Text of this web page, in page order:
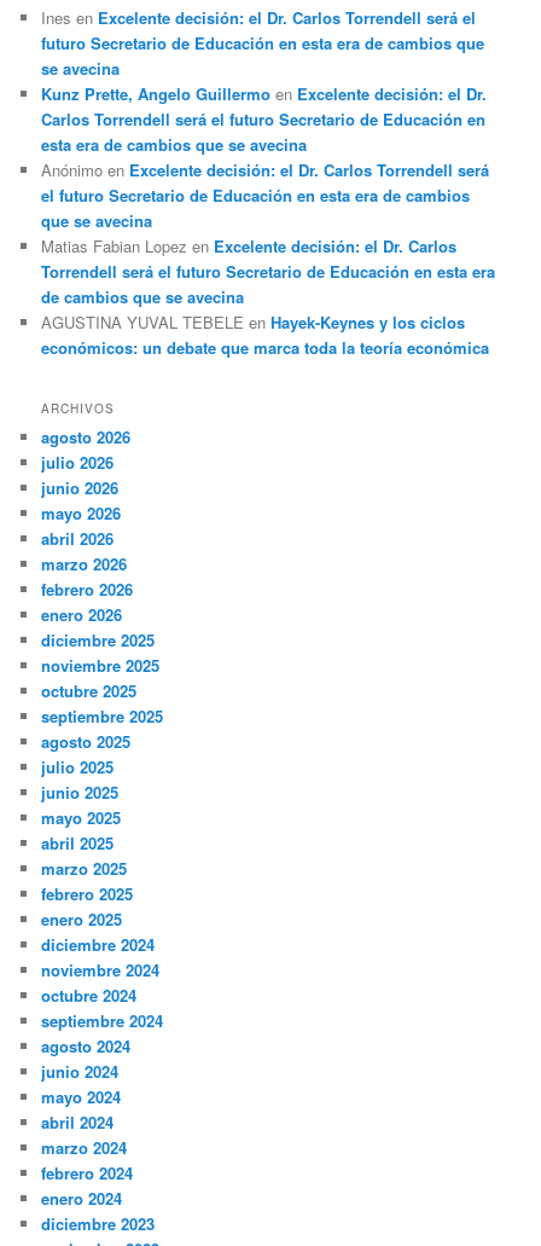
Ines en Excelente decisión: el Dr. Carlos Torrendell será el
futuro Secretario de Educación en esta era de cambios que
se avecina
Kunz Prette, Angelo Guillermo en Excelente decisión: el Dr.
Carlos Torrendell será el futuro Secretario de Educación en
esta era de cambios que se avecina
Anónimo en Excelente decisión: el Dr. Carlos Torrendell será
el futuro Secretario de Educación en esta era de cambios
que se avecina
Matias Fabian Lopez en Excelente decisión: el Dr. Carlos
Torrendell será el futuro Secretario de Educación en esta era
de cambios que se avecina
AGUSTINA YUVAL TEBELE enHayek-Keynes y los ciclos
económicos: un debate que marca toda la teoría económica
ARCHIVOS
agosto 2026
julio 2026
junio 2026
mayo 2026
abril 2026
marzo 2026
febrero 2026
enero 2026
diciembre 2025
noviembre 2025
octubre 2025
septiembre 2025
agosto 2025
julio 2025
junio 2025
mayo 2025
abril 2025
marzo 2025
febrero 2025
enero 2025
diciembre 2024
noviembre 2024
octubre 2024
septiembre 2024
agosto 2024
junio 2024
mayo 2024
abril 2024
marzo 2024
febrero 2024
enero 2024
diciembre 2023